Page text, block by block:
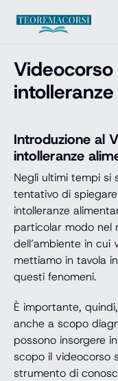
Introduzione al
intolleranze
Negli ultimi tempi si
tentativo di
intolleranze
particolar modo nel
dell’ambiente in cui
mettiamo in tavola
questi fenomeni.
È importante,
anche a scopo
possono insorgere
scopo il videocorso
strumento di